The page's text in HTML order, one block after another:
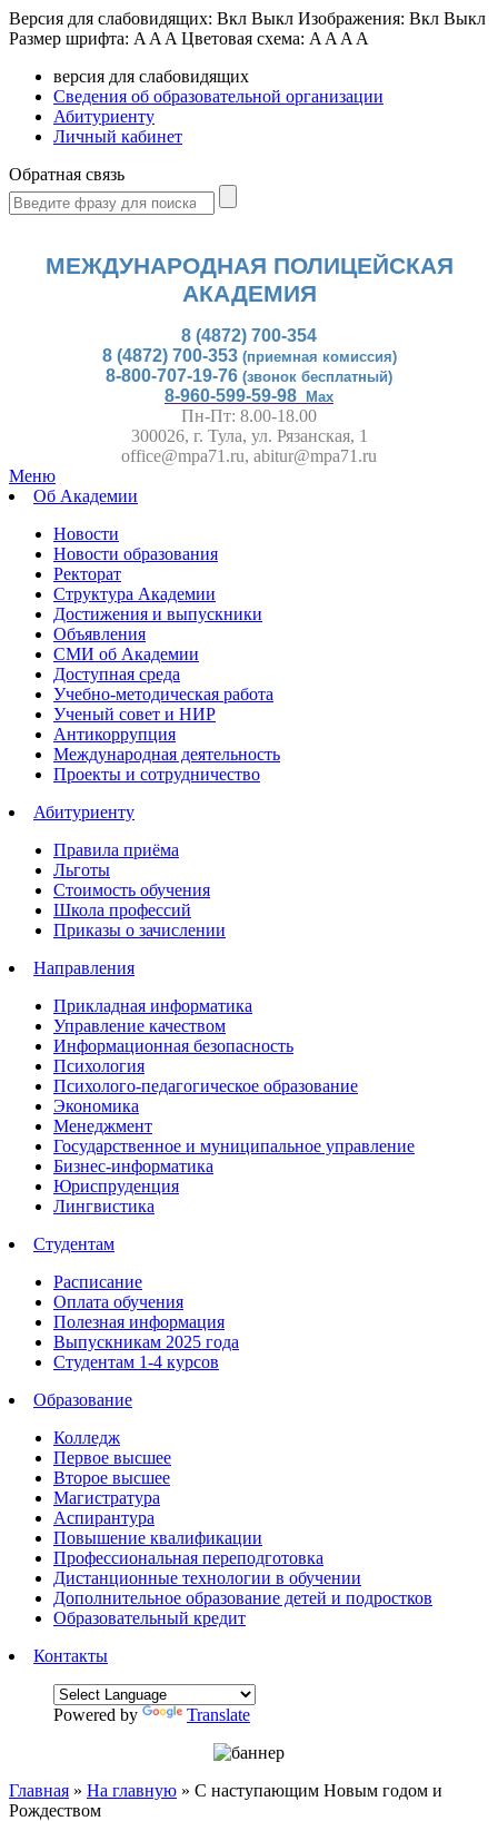
Версия для слабовидящих: Вкл Выкл Изображения: Вкл Выкл
Размер шрифта: A A A Цветовая схема: A A A A
версия для слабовидящих
Сведения об образовательной организации
Абитуриенту
Личный кабинет
Обратная связь
МЕЖДУНАРОДНАЯ ПОЛИЦЕЙСКАЯ
АКАДЕМИЯ
8 (4872) 700-354
8 (4872) 700-353 (приемная комиссия)
8-800-707-19-76 (звонок бесплатный)
8-960-599-59-98 Max
Пн-Пт: 8.00-18.00
300026, г. Тула, ул. Рязанская, 1
office@mpa71.ru, abitur@mpa71.ru
Меню
Об Академии
Новости
Новости образования
Ректорат
Структура Академии
Достижения и выпускники
Объявления
СМИ об Академии
Доступная среда
Учебно-методическая работа
Ученый совет и НИР
Антикоррупция
Международная деятельность
Проекты и сотрудничество
Абитуриенту
Правила приёма
Льготы
Стоимость обучения
Школа профессий
Приказы о зачислении
Направления
Прикладная информатика
Управление качеством
Информационная безопасность
Психология
Психолого-педагогическое образование
Экономика
Менеджмент
Государственное и муниципальное управление
Бизнес-информатика
Юриспруденция
Лингвистика
Студентам
Расписание
Оплата обучения
Полезная информация
Выпускникам 2025 года
Студентам 1-4 курсов
Образование
Колледж
Первое высшее
Второе высшее
Магистратура
Аспирантура
Повышение квалификации
Профессиональная переподготовка
Дистанционные технологии в обучении
Дополнительное образование детей и подростков
Образовательный кредит
Контакты
Powered by Translate
Главная » На главную » С наступающим Новым годом и
Рождеством